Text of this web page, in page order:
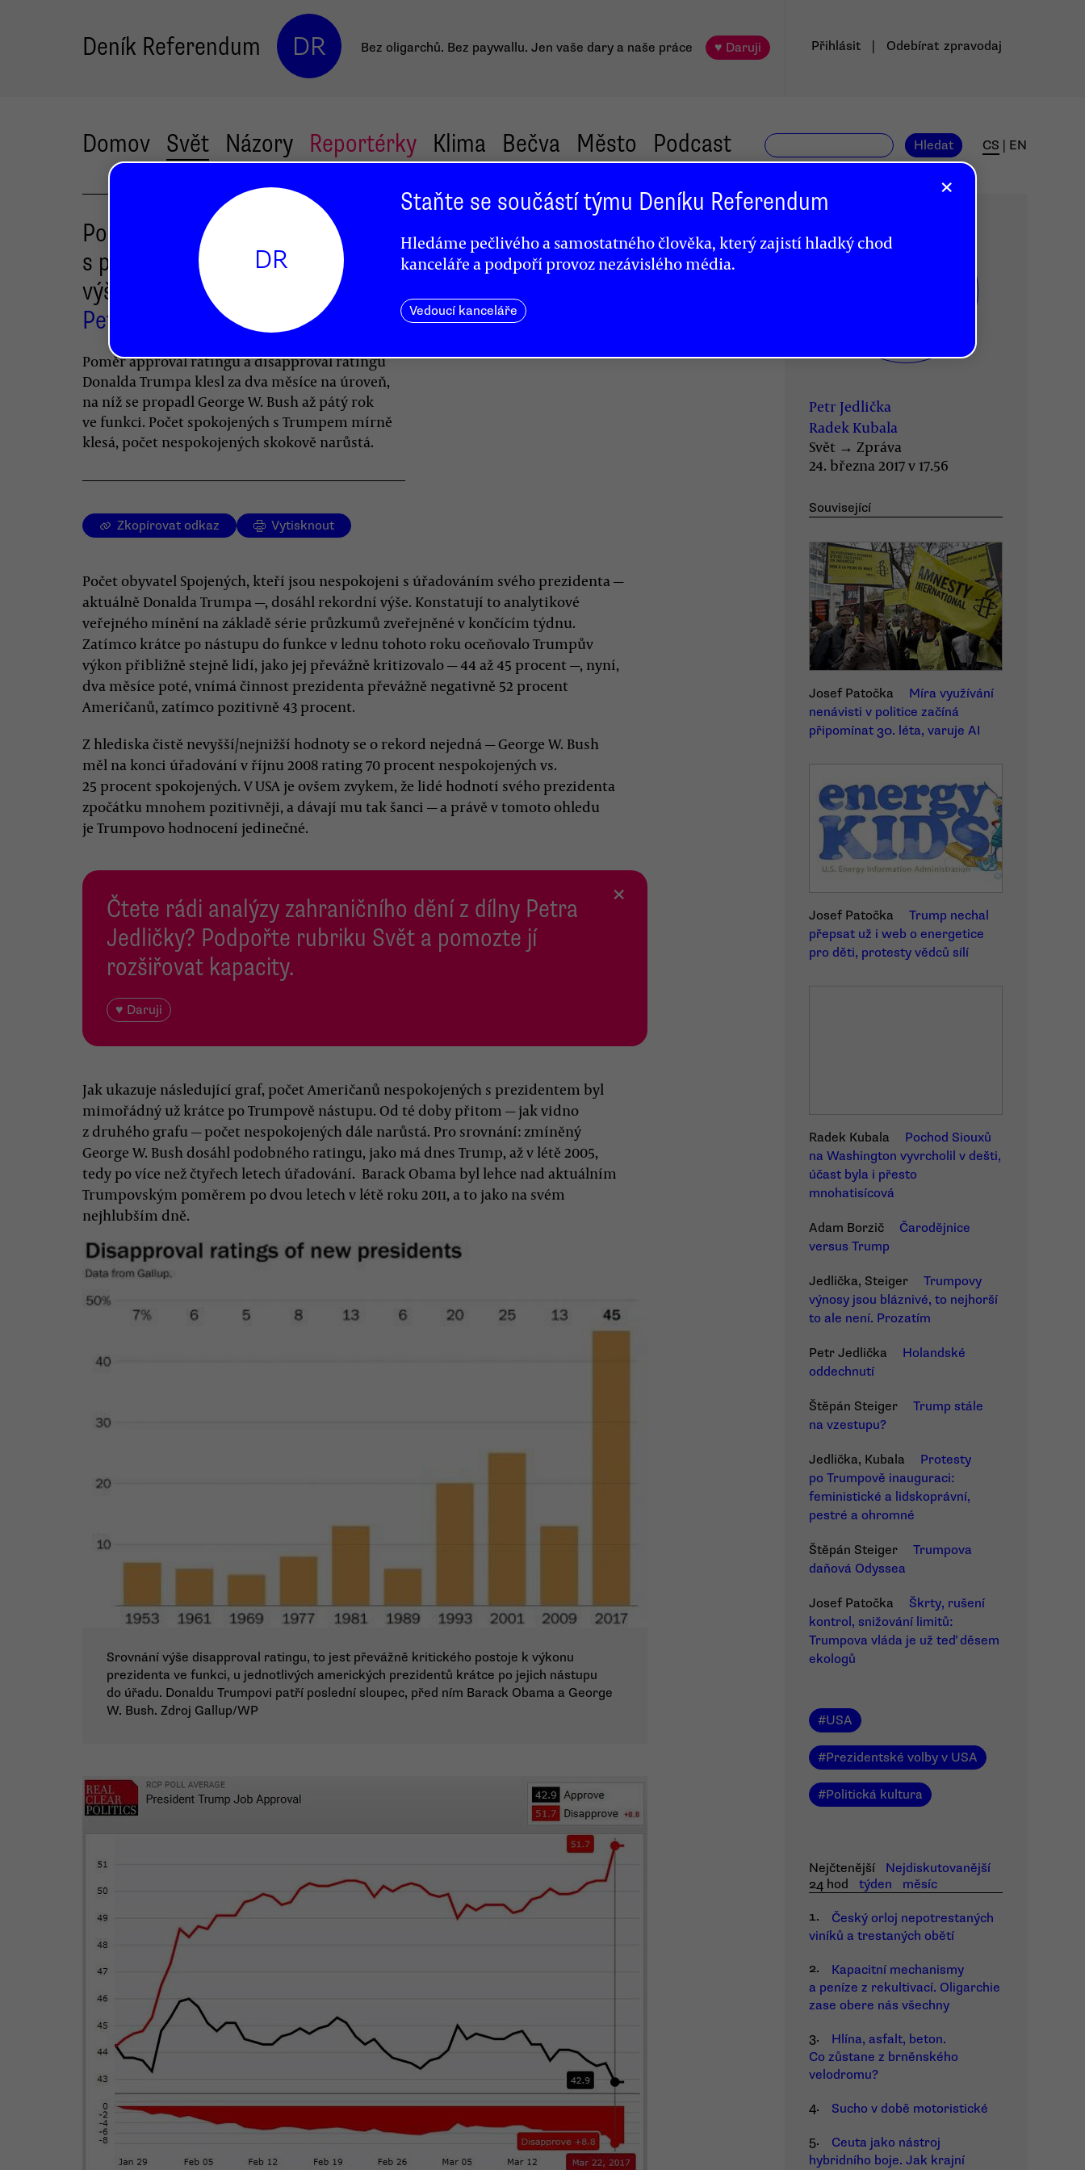
Deník Referendum DR Bez oligarchů. Bez paywallu. Jen vaše dary a naše práce ♥ Daruji Přihlásit Odebírat zpravodaj
Domov Svět Názory Reportérky Klima Bečva Město Podcast Hledat CS EN
Počet Američanů nespokojených
s prezidentem dosáhl rekordní
výše
Petr Jedlička
Radek Kubala
Poměr approval ratingu a disapproval ratingu
Donalda Trumpa klesl za dva měsíce na úroveň,
na níž se propadl George W. Bush až pátý rok
ve funkci. Počet spokojených s Trumpem mírně
klesá, počet nespokojených skokově narůstá.
Zkopírovat odkaz Vytisknout
Počet obyvatel Spojených, kteří jsou nespokojeni s úřadováním svého prezidenta —
aktuálně Donalda Trumpa —, dosáhl rekordní výše. Konstatují to analytikové
veřejného mínění na základě série průzkumů zveřejněné v končícím týdnu.
Zatímco krátce po nástupu do funkce v lednu tohoto roku oceňovalo Trumpův
výkon přibližně stejně lidí, jako jej převážně kritizovalo — 44 až 45 procent —, nyní,
dva měsíce poté, vnímá činnost prezidenta převážně negativně 52 procent
Američanů, zatímco pozitivně 43 procent.
Z hlediska čistě nevyšší/nejnižší hodnoty se o rekord nejedná — George W. Bush
měl na konci úřadování v říjnu 2008 rating 70 procent nespokojených vs.
25 procent spokojených. V USA je ovšem zvykem, že lidé hodnotí svého prezidenta
zpočátku mnohem pozitivněji, a dávají mu tak šanci — a právě v tomoto ohledu
je Trumpovo hodnocení jedinečné.
Čtete rádi analýzy zahraničního dění z dílny Petra
Jedličky? Podpořte rubriku Svět a pomozte jí
rozšiřovat kapacity.
♥ Daruji
×
Jak ukazuje následující graf, počet Američanů nespokojených s prezidentem byl
mimořádný už krátce po Trumpově nástupu. Od té doby přitom — jak vidno
z druhého grafu — počet nespokojených dále narůstá. Pro srovnání: zmíněný
George W. Bush dosáhl podobného ratingu, jako má dnes Trump, až v létě 2005,
tedy po více než čtyřech letech úřadování. Barack Obama byl lehce nad aktuálním
Trumpovským poměrem po dvou letech v létě roku 2011, a to jako na svém
nejhlubším dně.
Srovnání výše disapproval ratingu, to jest převážně kritického postoje k výkonu
prezidenta ve funkci, u jednotlivých amerických prezidentů krátce po jejich nástupu
do úřadu. Donaldu Trumpovi patří poslední sloupec, před ním Barack Obama a George
W. Bush. Zdroj Gallup/WP
Petr Jedlička
Radek Kubala
Svět → Zpráva
24. března 2017 v 17.56
Související
Josef Patočka
Míra využívání
nenávisti v politice začíná
připomínat 30. léta, varuje AI
Josef Patočka
Trump nechal
přepsat už i web o energetice
pro děti, protesty vědců sílí
Radek Kubala
Pochod Siouxů
na Washington vyvrcholil v dešti,
účast byla i přesto
mnohatisícová
Adam Borzič
Čarodějnice
versus Trump
Jedlička, Steiger
Trumpovy
výnosy jsou bláznivé, to nejhorší
to ale není. Prozatím
Petr Jedlička
Holandské
oddechnutí
Štěpán Steiger
Trump stále
na vzestupu?
Jedlička, Kubala
Protesty
po Trumpově inauguraci:
feministické a lidskoprávní,
pestré a ohromné
Štěpán Steiger
Trumpova
daňová Odyssea
Josef Patočka
Škrty, rušení
kontrol, snižování limitů:
Trumpova vláda je už teď děsem
ekologů
#USA
#Prezidentské volby v USA
#Politická kultura
Nejčtenější
Nejdiskutovanější
24 hod
týden
měsíc
1.
Český orloj nepotrestaných
viníků a trestaných obětí
2.
Kapacitní mechanismy
a peníze z rekultivací. Oligarchie
zase obere nás všechny
3.
Hlína, asfalt, beton.
Co zůstane z brněnského
velodromu?
4.
Sucho v době motoristické
5.
Ceuta jako nástroj
hybridního boje. Jak krajní
×
DR
Staňte se součástí týmu Deníku Referendum
Hledáme pečlivého a samostatného člověka, který zajistí hladký chod
kanceláře a podpoří provoz nezávislého média.
Vedoucí kanceláře